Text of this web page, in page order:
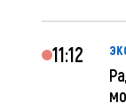
11:12